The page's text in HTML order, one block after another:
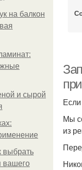
на балкон
и сырой
выбрать
вашего
Мы
из